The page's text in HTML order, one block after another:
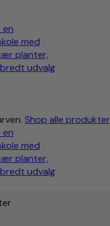
Shop alle produkter